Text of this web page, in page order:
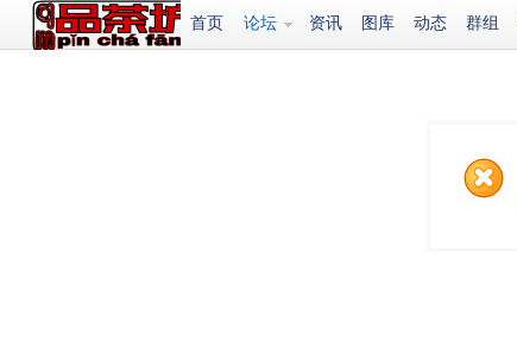
首页 论坛 资讯 图库 动态 群组